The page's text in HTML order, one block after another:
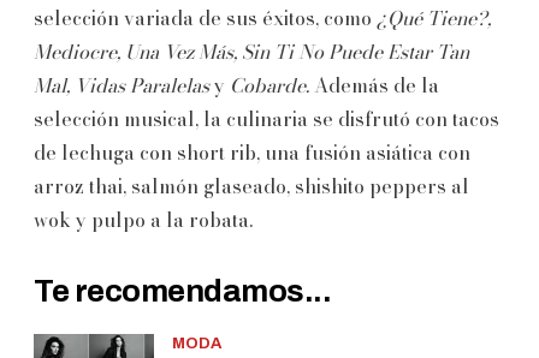
selección variada de sus éxitos, como ¿Qué Tiene?,
Mediocre, Una Vez Más, Sin Ti No Puede Estar Tan
Mal, Vidas Paralelasy Cobarde.Además de la
selección musical, la culinaria se disfrutó con tacos
de lechuga con short rib, una fusión asiática con
arroz thai, salmón glaseado, shishito peppers al
wok y pulpo a la robata.
Te recomendamos...
MODA